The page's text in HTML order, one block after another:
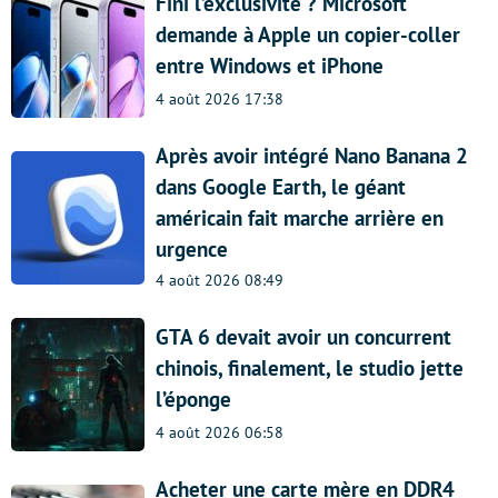
demande à Apple un copier-coller
entre Windows et iPhone
4 août 2026 17:38
Après avoir intégré Nano Banana 2
dans Google Earth, le géant
américain fait marche arrière en
urgence
4 août 2026 08:49
GTA 6 devait avoir un concurrent
chinois, finalement, le studio jette
l’éponge
4 août 2026 06:58
Acheter une carte mère en DDR4